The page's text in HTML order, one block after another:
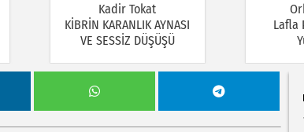
Kadir Tokat
KİBRİN KARANLIK AYNASI
VE SESSİZ DÜŞÜŞÜ
Lafla